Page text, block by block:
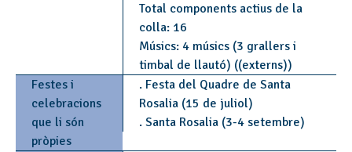
Total components actius de la
colla: 16
Músics: 4 músics (3 grallers i
timbal de llautó) ((externs))
Festes i
celebracions
que li són
pròpies
. Festa del Quadre de Santa
Rosalia (15 de juliol)
. Santa Rosalia (3-4 setembre)